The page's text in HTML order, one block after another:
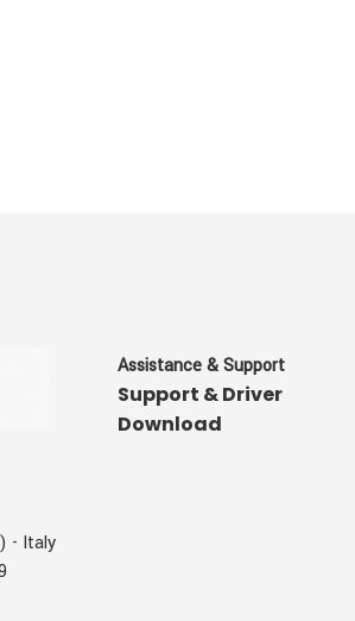
- Italy
Assistance & Support
Support & Driver
Download